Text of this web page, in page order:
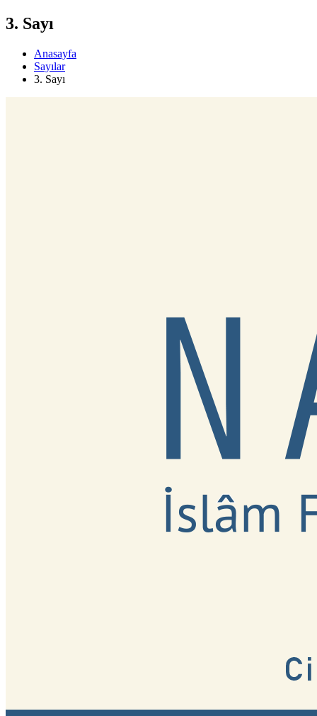
3. Sayı
Anasayfa
Sayılar
3. Sayı